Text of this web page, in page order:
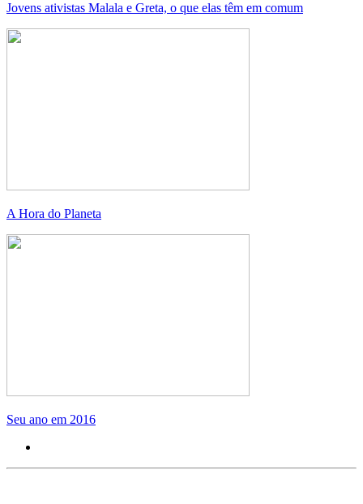
Jovens ativistas Malala e Greta, o que elas têm em comum
A Hora do Planeta
Seu ano em 2016